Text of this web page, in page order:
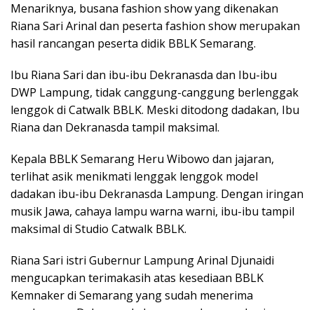
Menariknya, busana fashion show yang dikenakan
Riana Sari Arinal dan peserta fashion show merupakan
hasil rancangan peserta didik BBLK Semarang.
Ibu Riana Sari dan ibu-ibu Dekranasda dan Ibu-ibu
DWP Lampung, tidak canggung-canggung berlenggak
lenggok di Catwalk BBLK. Meski ditodong dadakan, Ibu
Riana dan Dekranasda tampil maksimal.
Kepala BBLK Semarang Heru Wibowo dan jajaran,
terlihat asik menikmati lenggak lenggok model
dadakan ibu-ibu Dekranasda Lampung. Dengan iringan
musik Jawa, cahaya lampu warna warni, ibu-ibu tampil
maksimal di Studio Catwalk BBLK.
Riana Sari istri Gubernur Lampung Arinal Djunaidi
mengucapkan terimakasih atas kesediaan BBLK
Kemnaker di Semarang yang sudah menerima